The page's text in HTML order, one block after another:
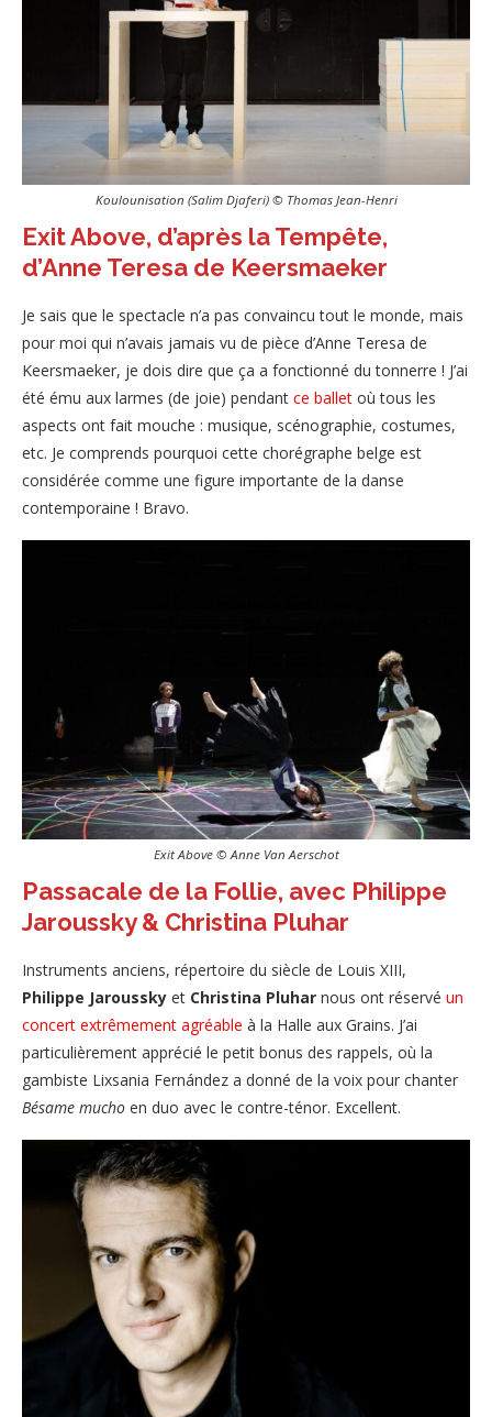
Koulounisation (Salim Djaferi) © Thomas Jean-Henri
Exit Above, d’après la Tempête,
d’Anne Teresa de Keersmaeker
Je sais que le spectacle n’a pas convaincu tout le monde, mais
pour moi qui n’avais jamais vu de pièce d’Anne Teresa de
Keersmaeker, je dois dire que ça a fonctionné du tonnerre ! J’ai
été ému aux larmes (de joie) pendant ce ballet où tous les
aspects ont fait mouche : musique, scénographie, costumes,
etc. Je comprends pourquoi cette chorégraphe belge est
considérée comme une figure importante de la danse
contemporaine ! Bravo.
Exit Above © Anne Van Aerschot
Passacale de la Follie, avec Philippe
Jaroussky & Christina Pluhar
Instruments anciens, répertoire du siècle de Louis XIII,
Philippe Jaroussky et Christina Pluhar nous ont réservé un
concert extrêmement agréable à la Halle aux Grains. J’ai
particulièrement apprécié le petit bonus des rappels, où la
gambiste Lixsania Fernández a donné de la voix pour chanter
Bésame mucho en duo avec le contre-ténor. Excellent.